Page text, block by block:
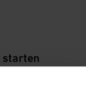
starten